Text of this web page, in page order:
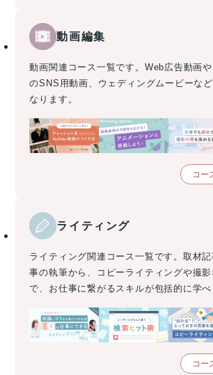
動画編集
動画関連コース一覧です。Web広告動画
のSNS用動画、ウェディングムービーな
なります。
コー
ライティング
ライティング関連コース一覧です。取材
事の執筆から、コピーライティングや撮影
で、お仕事に繋がるスキルが包括的に学べ
コー